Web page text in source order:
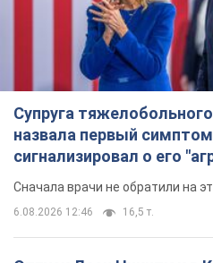
Супруга
назвала первый
сигнализировал о его
Сначала врачи не обратили на
6.08.2026 12:46 16,5 т.